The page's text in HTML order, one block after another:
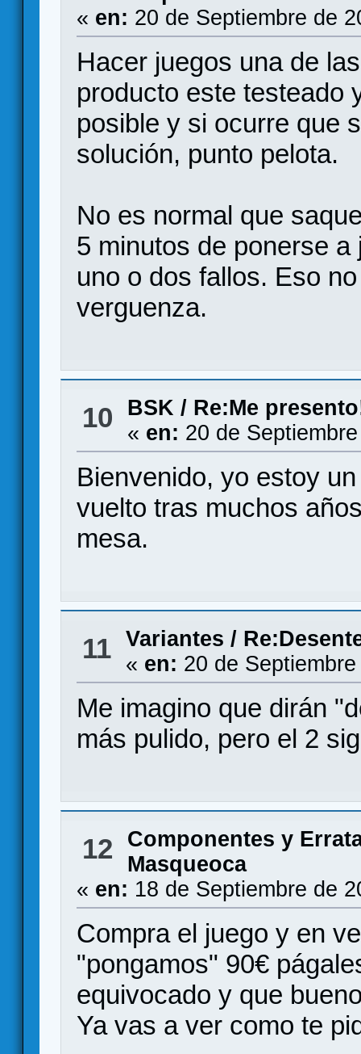
« en: 20 de Septiembre de
Hacer juegos una de
producto este testeado
posible y si ocurre que
solución, punto pelota.
No es normal que
5 minutos de ponerse
uno o dos fallos. Eso
verguenza.
10 BSK / Re:Me
« en: 20 de
Bienvenido, yo estoy
vuelto tras muchos
mesa.
11 Variantes /
« en: 20 de
Me imagino que dirán
más pulido, pero el 2
12
Componentes y
Masqueoca
« en: 18 de Septiembre de
Compra el juego y en
"pongamos" 90€
equivocado y que
Ya vas a ver como te